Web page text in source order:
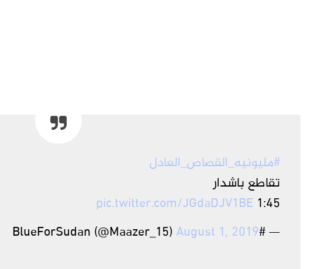
#مليونيه_القصاص_العادل
تقاطع باشدار
1:45
pic.twitter.com/JGdaDJV1BE
— #BlueForSudan (@Maazer_15)
August 1, 2019